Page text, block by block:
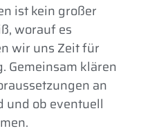
ist kein großer
worauf es
wir uns Zeit für
Gemeinsam klären
an
und ob eventuell